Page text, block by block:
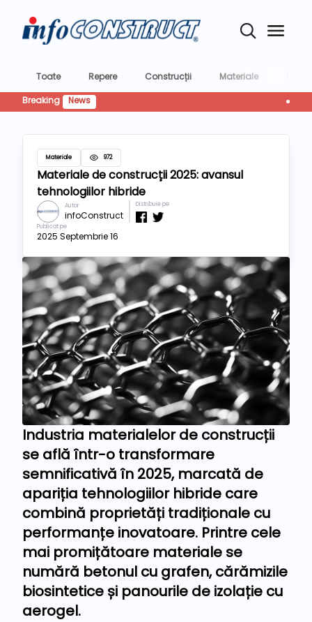
Toate Repere Construcții Materiale
Breaking
News CTP
Materiale 972
Materiale de construcții 2025: avansul
tehnologiilor hibride
Autor
infoConstruct
Distribuie pe
Publicat pe
2025 Septembrie 16
Industria materialelor de construcții
se află într-o transformare
semnificativă în 2025, marcată de
apariția tehnologiilor hibride care
combină proprietăți tradiționale cu
performanțe inovatoare. Printre cele
mai promițătoare materiale se
numără betonul cu grafen, cărămizile
biosintetice și panourile de izolație cu
aerogel.